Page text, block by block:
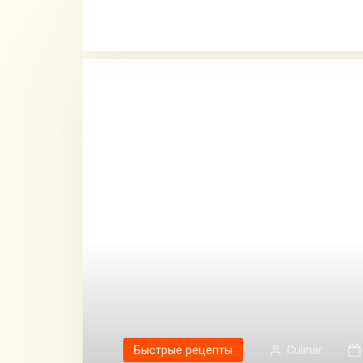
Быстрые рецепты Сulinar